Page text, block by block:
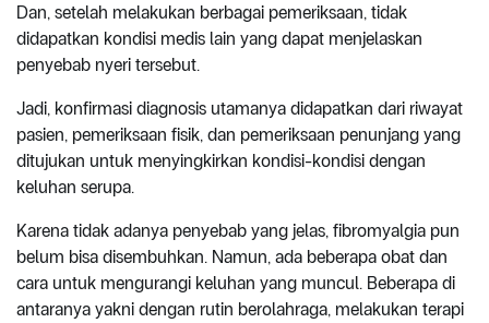
Dan, setelah melakukan berbagai pemeriksaan, tidak
didapatkan kondisi medis lain yang dapat menjelaskan
penyebab nyeri tersebut.
Jadi, konfirmasi diagnosis utamanya didapatkan dari riwayat
pasien, pemeriksaan fisik, dan pemeriksaan penunjang yang
ditujukan untuk menyingkirkan kondisi-kondisi dengan
keluhan serupa.
Karena tidak adanya penyebab yang jelas, fibromyalgia pun
belum bisa disembuhkan. Namun, ada beberapa obat dan
cara untuk mengurangi keluhan yang muncul. Beberapa di
antaranya yakni dengan rutin berolahraga, melakukan terapi